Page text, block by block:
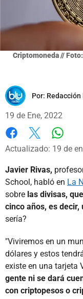
Criptomoneda //
Por: Redacción
19 de Ene, 2022
Facebook
X
Actualizado: 19 de
Javier Rivas,
School, habló en La
sobre las divisas,
cinco años, es
sería?
"Viviremos en un
dólares y estos
existe en una tarjeta
gente ni se dará
con criptopesos o